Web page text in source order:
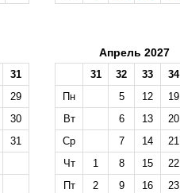
31
29
30
31
Апрель 2027
31 32 33 34
Пн
5 12 19
Вт
6 13 20
Ср
7 14 21
Чт
1 8 15 22
Пт
2 9 16 23